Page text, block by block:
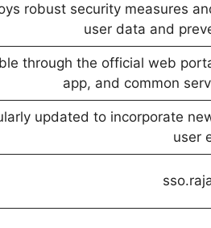
robust security measures
user data and
through the official web
app, and common
updated to incorporate
user